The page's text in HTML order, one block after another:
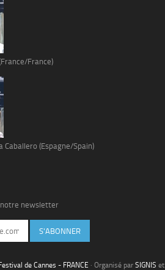
France)
Caballero (Espagne/Spain)
newsletter
S'ABONNER
de Cannes - FRANCE · Organisé par SIGNIS et